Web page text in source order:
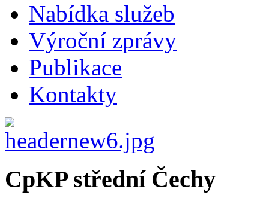
Nabídka služeb
Výroční zprávy
Publikace
Kontakty
CpKP střední Čechy